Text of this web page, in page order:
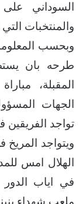
السوداني على
والمنتخبات
وبحسب
طرحه بان
المقبلة،
الجهات
تواجد الفريقين
ويتواجد المريخ
الهلال امس
في اياب
ملعب شهداء